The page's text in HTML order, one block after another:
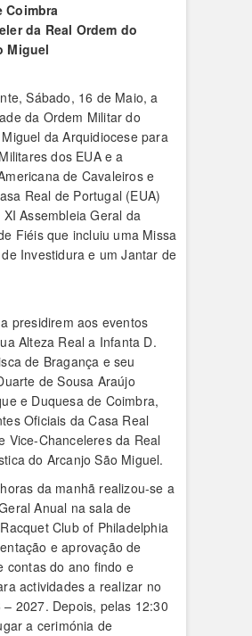
Coimbra
da Real Ordem do
Miguel
Sábado, 16 de Maio, a
da Ordem Militar do
da Arquidiocese para
dos EUA e a
de Cavaleiros e
Real de Portugal (EUA)
Assembleia Geral da
Fiéis que incluiu uma Missa
Investidura e um Jantar de
presidirem aos eventos
Alteza Real a Infanta D.
de Bragança e seu
de Sousa Araújo
e Duquesa de Coimbra,
Oficiais da Casa Real
Vice-Chanceleres da Real
do Arcanjo São Miguel.
da manhã realizou-se a
Anual na sala de
Club of Philadelphia
e aprovação de
contas do ano findo e
actividades a realizar no
2027. Depois, pelas 12:30
a cerimónia de